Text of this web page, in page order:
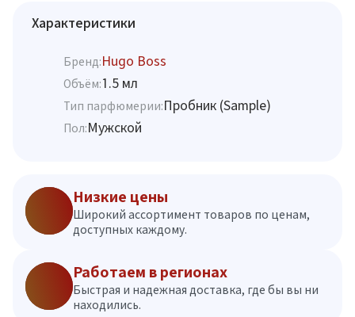
Характеристики
Бренд:Hugo Boss
Объём:1.5 мл
Тип парфюмерии:Пробник (Sample)
Пол:Мужской
Низкие цены
Широкий ассортимент товаров по ценам,
доступных каждому.
Работаем в регионах
Быстрая и надежная доставка, где бы вы ни
находились.